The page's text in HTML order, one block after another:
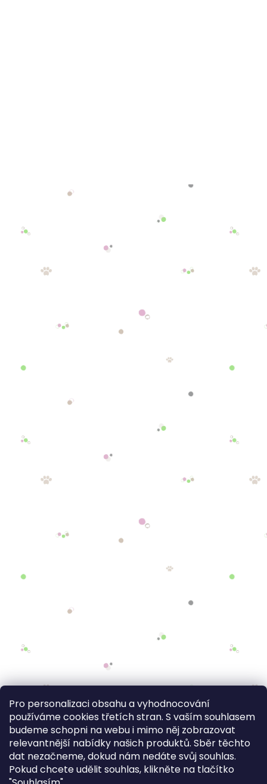
Pro personalizaci obsahu a vyhodnocování
používáme cookies třetích stran. S vaším souhlasem
budeme schopni na webu i mimo něj zobrazovat
relevantnější nabídky našich produktů. Sběr těchto
dat nezačneme, dokud nám nedáte svůj souhlas.
Pokud chcete udělit souhlas, klikněte na tlačítko